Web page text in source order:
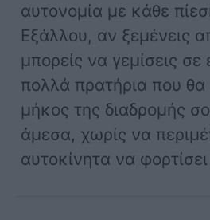
αυτονομία με κάθε
Εξάλλου, αν ξεμένεις
μπορείς να γεμίσεις
πολλά πρατήρια που θα
μήκος της διαδρομής
άμεσα, χωρίς να
αυτοκίνητα να